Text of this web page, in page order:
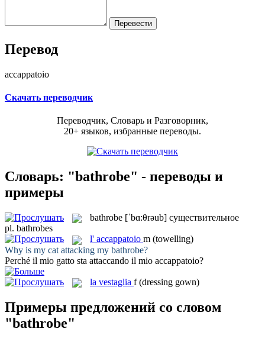
Перевод
accappatoio
Скачать переводчик
Переводчик, Словарь и Разговорник,
20+ языков, избранные переводы.
Словарь: "bathrobe" - переводы и
примеры
bathrobe [ˈbɑ:θrəub] существительное
pl. bathrobes
l' accappatoio m (towelling)
Why is my cat attacking my bathrobe?
Perché il mio gatto sta attaccando il mio accappatoio?
la vestaglia f (dressing gown)
Примеры предложений со словом
"bathrobe"